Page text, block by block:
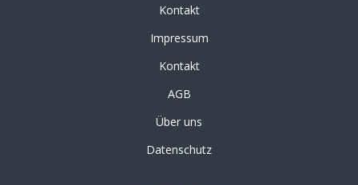
Kontakt
Impressum
Kontakt
AGB
Über uns
Datenschutz